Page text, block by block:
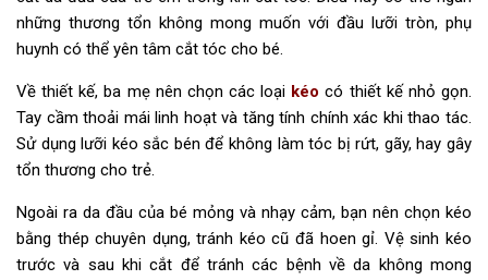
những thương tổn không mong muốn với đầu lưỡi tròn, phụ
huynh có thể yên tâm cắt tóc cho bé.
Về thiết kế, ba mẹ nên chọn các loại kéo có thiết kế nhỏ gọn.
Tay cầm thoải mái linh hoạt và tăng tính chính xác khi thao tác.
Sử dụng lưỡi kéo sắc bén để không làm tóc bị rứt, gãy, hay gây
tổn thương cho trẻ.
Ngoài ra da đầu của bé mỏng và nhạy cảm, bạn nên chọn kéo
bằng thép chuyên dụng, tránh kéo cũ đã hoen gỉ. Vệ sinh kéo
trước và sau khi cắt để tránh các bệnh về da không mong